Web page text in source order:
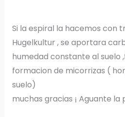
Si la espiral la hacemos con
Hugelkultur , se aportara
humedad constante al suelo
formacion de micorrizas (
suelo)
muchas gracias ¡ Aguante la